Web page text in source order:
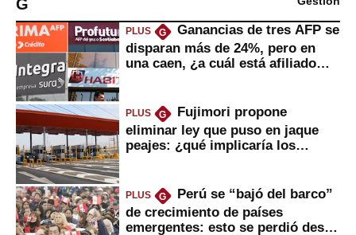
G
PLUS G
Ganancias de tres AFP se
disparan más de 24%, pero en
una caen, ¿a cuál está afiliado
PLUS G
Fujimori propone
eliminar ley que puso en jaque
peajes: ¿qué implicaría los
PLUS G
Perú se “bajó del barco”
de crecimiento de países
emergentes: esto se perdió desde